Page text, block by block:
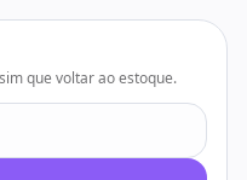
que voltar ao estoque.